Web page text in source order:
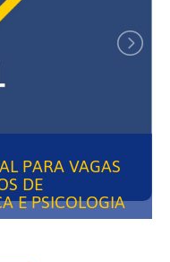
PARA VAGAS
DE
E PSICOLOGIA